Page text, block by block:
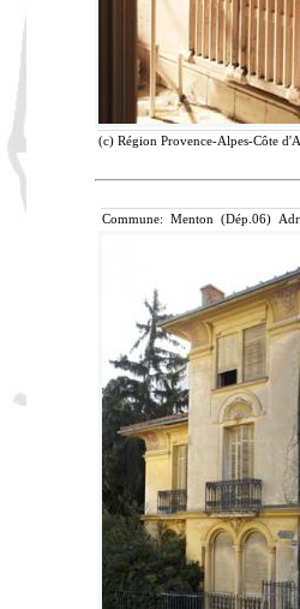
(c) Région Provence-Alpes-Côte
Commune: Menton (Dép.06)